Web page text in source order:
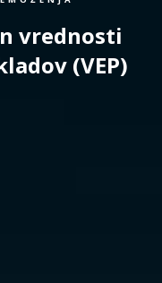
vrednosti
(VEP)